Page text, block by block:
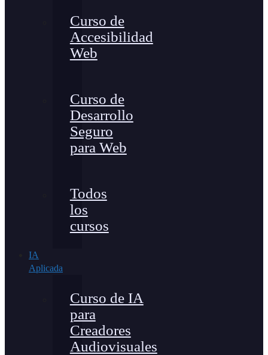
Curso de
Accesibilidad
Web
Curso de
Desarrollo
Seguro
para Web
Todos
los
cursos
IA
Aplicada
Curso de IA
para
Creadores
Audiovisuales